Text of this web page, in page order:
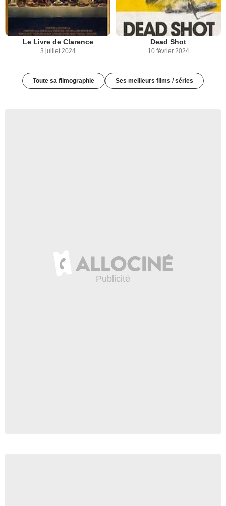
Le Livre de Clarence
3 juillet 2024
Dead Shot
10 février 2024
Toute sa filmographie Ses meilleurs films / séries